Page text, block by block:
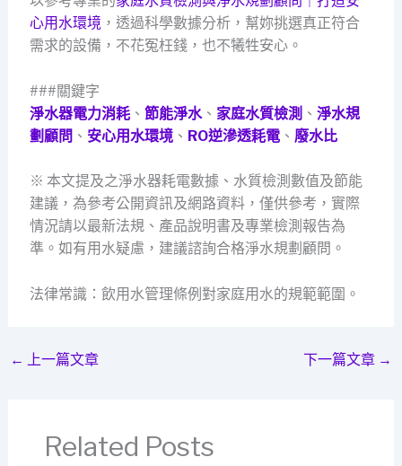
心用水環境，透過科學數據分析，幫妳挑選真正符合
需求的設備，不花冤枉錢，也不犧牲安心。
###關鍵字
淨水器電力消耗、 節能淨水、 家庭水質檢測 、 淨水規
劃顧問 、 安心用水環境、 RO逆滲透耗電、 廢水比
※ 本文提及之淨水器耗電數據、水質檢測數值及節能
建議，為參考公開資訊及網路資料，僅供參考，實際
情況請以最新法規、產品說明書及專業檢測報告為
準。如有用水疑慮，建議諮詢合格淨水規劃顧問。
法律常識：飲用水管理條例對家庭用水的規範範圍。
← 上一篇文章 下一篇文章 →
Related Posts